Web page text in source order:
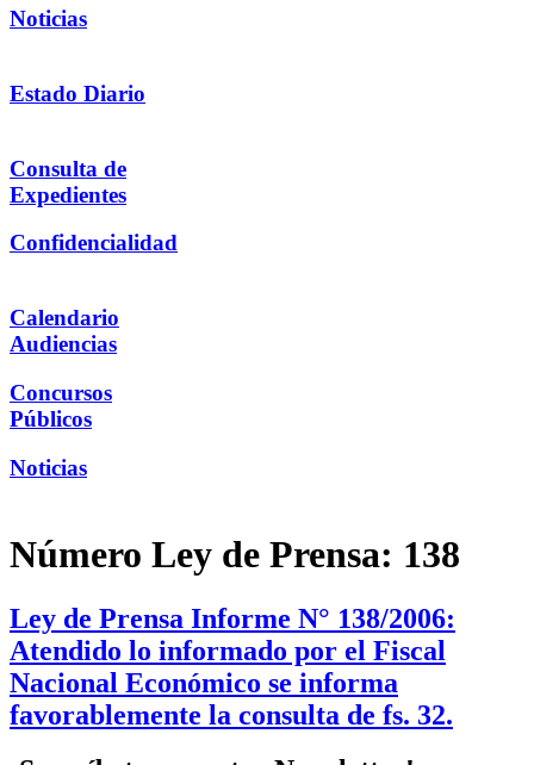
Noticias
Estado Diario
Consulta de
Expedientes
Confidencialidad
Calendario
Audiencias
Concursos
Públicos
Noticias
Número Ley de Prensa: 138
Ley de Prensa Informe N° 138/2006:
Atendido lo informado por el Fiscal
Nacional Económico se informa
favorablemente la consulta de fs. 32.